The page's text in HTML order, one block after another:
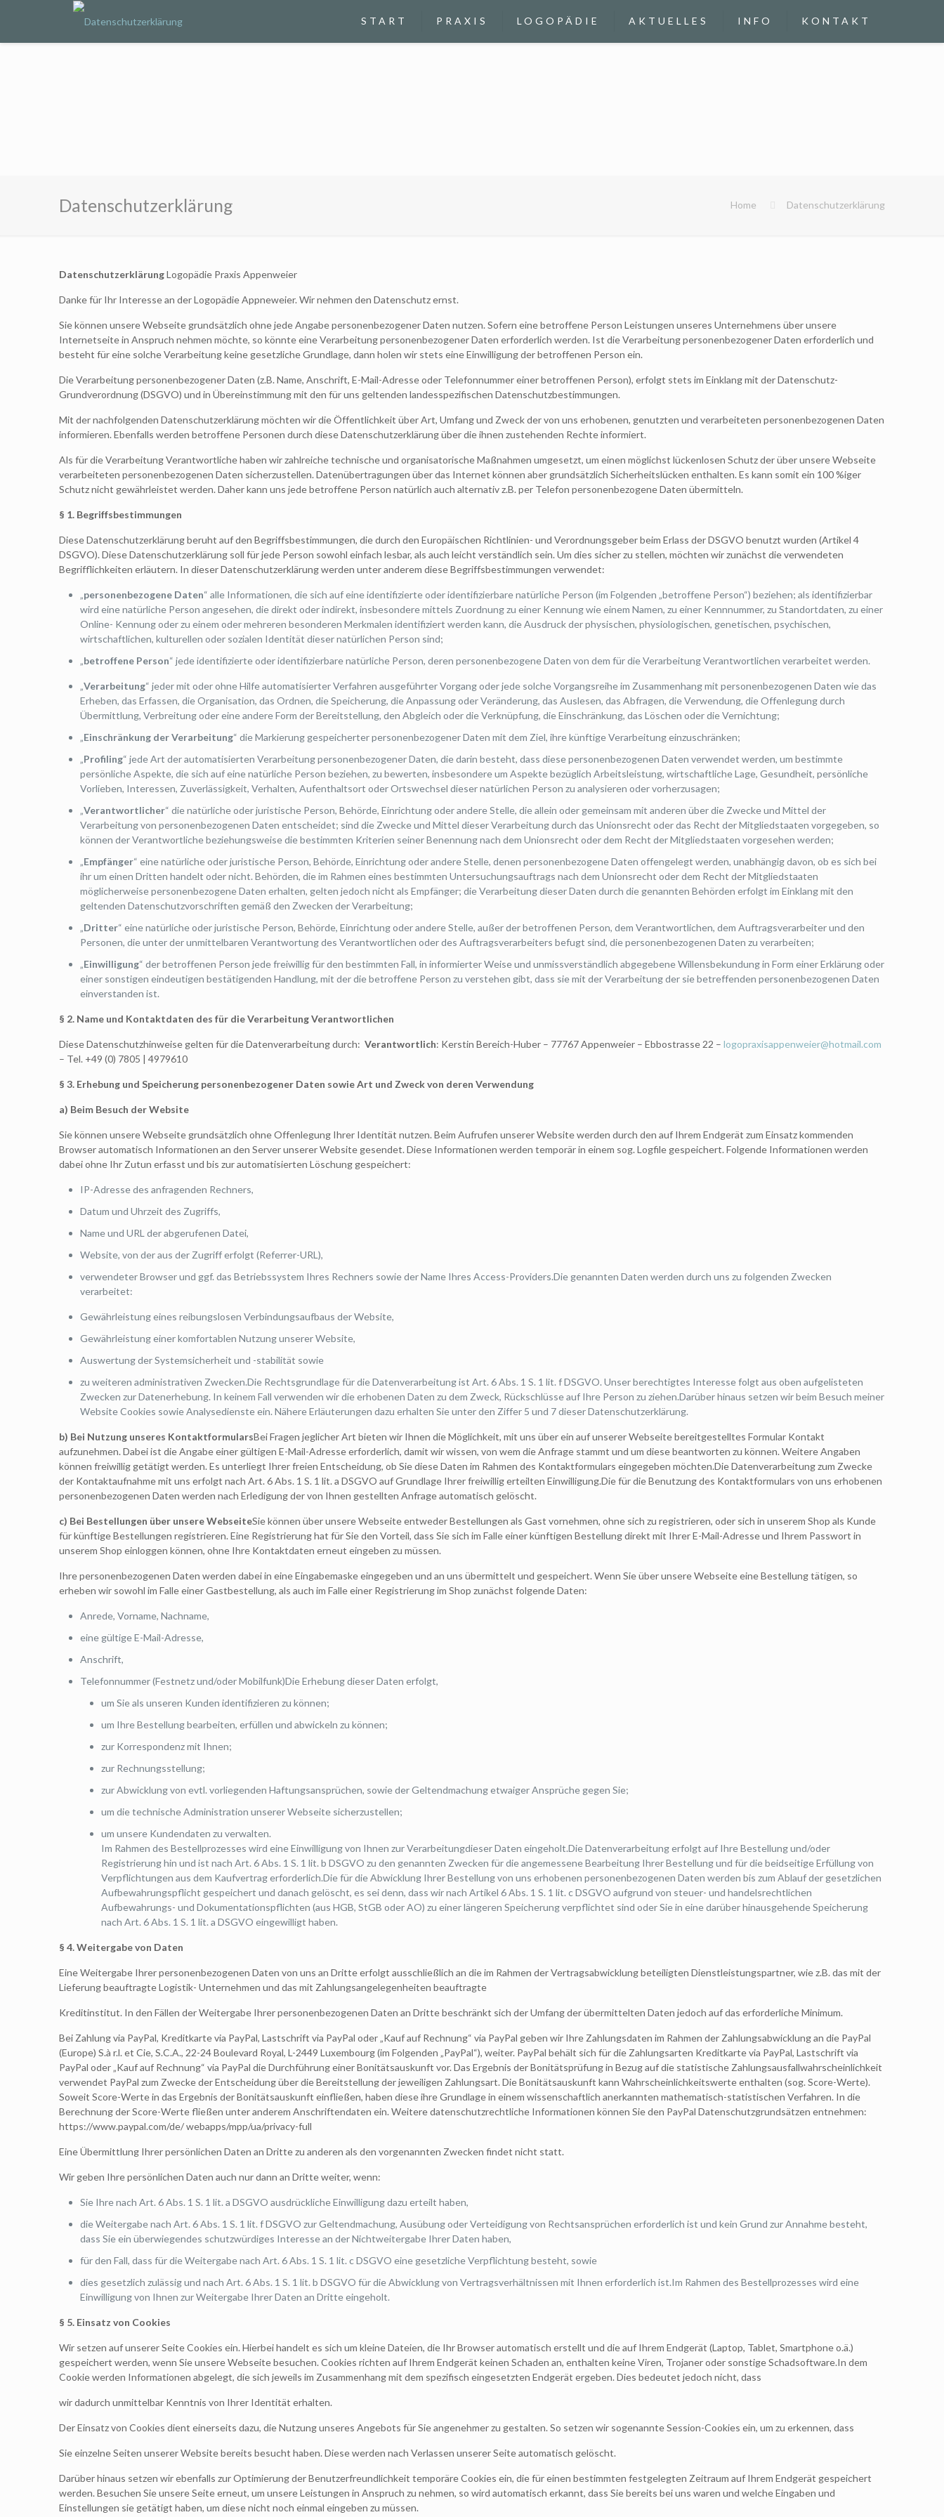
START PRAXIS LOGOPÄDIE AKTUELLES INFO KONTAKT
Datenschutzerklärung Home Datenschutzerklärung
DatenschutzerklärungLogopädie Praxis Appenweier
Danke für Ihr Interesse an der Logopädie Appneweier. Wir nehmen den Datenschutz ernst.
Sie können unsere Webseite grundsätzlich ohne jede Angabe personenbezogener Daten nutzen. Sofern eine betroffene Person Leistungen unseres Unternehmens über unsere
Internetseite in Anspruch nehmen möchte, so könnte eine Verarbeitung personenbezogener Daten erforderlich werden. Ist die Verarbeitung personenbezogener Daten erforderlich und
besteht für eine solche Verarbeitung keine gesetzliche Grundlage, dann holen wir stets eine Einwilligung der betroffenen Person ein.
Die Verarbeitung personenbezogener Daten (z.B. Name, Anschrift, E-Mail-Adresse oder Telefonnummer einer betroffenen Person), erfolgt stets im Einklang mit der Datenschutz-
Grundverordnung (DSGVO) und in Übereinstimmung mit den für uns geltenden landesspezifischen Datenschutzbestimmungen.
Mit der nachfolgenden Datenschutzerklärung möchten wir die Öffentlichkeit über Art, Umfang und Zweck der von uns erhobenen, genutzten und verarbeiteten personenbezogenen Daten
informieren. Ebenfalls werden betroffene Personen durch diese Datenschutzerklärung über die ihnen zustehenden Rechte informiert.
Als für die Verarbeitung Verantwortliche haben wir zahlreiche technische und organisatorische Maßnahmen umgesetzt, um einen möglichst lückenlosen Schutz der über unsere Webseite
verarbeiteten personenbezogenen Daten sicherzustellen. Datenübertragungen über das Internet können aber grundsätzlich Sicherheitslücken enthalten. Es kann somit ein 100 %iger
Schutz nicht gewährleistet werden. Daher kann uns jede betroffene Person natürlich auch alternativ z.B. per Telefon personenbezogene Daten übermitteln.
§ 1. Begriffsbestimmungen
Diese Datenschutzerklärung beruht auf den Begriffsbestimmungen, die durch den Europäischen Richtlinien- und Verordnungsgeber beim Erlass der DSGVO benutzt wurden (Artikel 4
DSGVO). Diese Datenschutzerklärung soll für jede Person sowohl einfach lesbar, als auch leicht verständlich sein. Um dies sicher zu stellen, möchten wir zunächst die verwendeten
Begrifflichkeiten erläutern. In dieser Datenschutzerklärung werden unter anderem diese Begriffsbestimmungen verwendet:
„personenbezogene Daten“ alle Informationen, die sich auf eine identifizierte oder identifizierbare natürliche Person (im Folgenden „betroffene Person“) beziehen; als identifizierbar
wird eine natürliche Person angesehen, die direkt oder indirekt, insbesondere mittels Zuordnung zu einer Kennung wie einem Namen, zu einer Kennnummer, zu Standortdaten, zu einer
Online- Kennung oder zu einem oder mehreren besonderen Merkmalen identifiziert werden kann, die Ausdruck der physischen, physiologischen, genetischen, psychischen,
wirtschaftlichen, kulturellen oder sozialen Identität dieser natürlichen Person sind;
„betroffene Person“ jede identifizierte oder identifizierbare natürliche Person, deren personenbezogene Daten von dem für die Verarbeitung Verantwortlichen verarbeitet werden.
„Verarbeitung“ jeder mit oder ohne Hilfe automatisierter Verfahren ausgeführter Vorgang oder jede solche Vorgangsreihe im Zusammenhang mit personenbezogenen Daten wie das
Erheben, das Erfassen, die Organisation, das Ordnen, die Speicherung, die Anpassung oder Veränderung, das Auslesen, das Abfragen, die Verwendung, die Offenlegung durch
Übermittlung, Verbreitung oder eine andere Form der Bereitstellung, den Abgleich oder die Verknüpfung, die Einschränkung, das Löschen oder die Vernichtung;
„Einschränkung der Verarbeitung“ die Markierung gespeicherter personenbezogener Daten mit dem Ziel, ihre künftige Verarbeitung einzuschränken;
„Profiling“ jede Art der automatisierten Verarbeitung personenbezogener Daten, die darin besteht, dass diese personenbezogenen Daten verwendet werden, um bestimmte
persönliche Aspekte, die sich auf eine natürliche Person beziehen, zu bewerten, insbesondere um Aspekte bezüglich Arbeitsleistung, wirtschaftliche Lage, Gesundheit, persönliche
Vorlieben, Interessen, Zuverlässigkeit, Verhalten, Aufenthaltsort oder Ortswechsel dieser natürlichen Person zu analysieren oder vorherzusagen;
„Verantwortlicher“ die natürliche oder juristische Person, Behörde, Einrichtung oder andere Stelle, die allein oder gemeinsam mit anderen über die Zwecke und Mittel der
Verarbeitung von personenbezogenen Daten entscheidet; sind die Zwecke und Mittel dieser Verarbeitung durch das Unionsrecht oder das Recht der Mitgliedstaaten vorgegeben, so
können der Verantwortliche beziehungsweise die bestimmten Kriterien seiner Benennung nach dem Unionsrecht oder dem Recht der Mitgliedstaaten vorgesehen werden;
„Empfänger“ eine natürliche oder juristische Person, Behörde, Einrichtung oder andere Stelle, denen personenbezogene Daten offengelegt werden, unabhängig davon, ob es sich bei
ihr um einen Dritten handelt oder nicht. Behörden, die im Rahmen eines bestimmten Untersuchungsauftrags nach dem Unionsrecht oder dem Recht der Mitgliedstaaten
möglicherweise personenbezogene Daten erhalten, gelten jedoch nicht als Empfänger; die Verarbeitung dieser Daten durch die genannten Behörden erfolgt im Einklang mit den
geltenden Datenschutzvorschriften gemäß den Zwecken der Verarbeitung;
„Dritter“ eine natürliche oder juristische Person, Behörde, Einrichtung oder andere Stelle, außer der betroffenen Person, dem Verantwortlichen, dem Auftragsverarbeiter und den
Personen, die unter der unmittelbaren Verantwortung des Verantwortlichen oder des Auftragsverarbeiters befugt sind, die personenbezogenen Daten zu verarbeiten;
„Einwilligung“ der betroffenen Person jede freiwillig für den bestimmten Fall, in informierter Weise und unmissverständlich abgegebene Willensbekundung in Form einer Erklärung oder
einer sonstigen eindeutigen bestätigenden Handlung, mit der die betroffene Person zu verstehen gibt, dass sie mit der Verarbeitung der sie betreffenden personenbezogenen Daten
einverstanden ist.
§ 2. Name und Kontaktdaten des für die Verarbeitung Verantwortlichen
Diese Datenschutzhinweise gelten für die Datenverarbeitung durch: Verantwortlich: Kerstin Bereich-Huber – 77767 Appenweier – Ebbostrasse 22 – logopraxisappenweier@hotmail.com
– Tel. +49 (0) 7805 | 4979610
§ 3. Erhebung und Speicherung personenbezogener Daten sowie Art und Zweck von deren Verwendung
a) Beim Besuch der Website
Sie können unsere Webseite grundsätzlich ohne Offenlegung Ihrer Identität nutzen. Beim Aufrufen unserer Website werden durch den auf Ihrem Endgerät zum Einsatz kommenden
Browser automatisch Informationen an den Server unserer Website gesendet. Diese Informationen werden temporär in einem sog. Logfile gespeichert. Folgende Informationen werden
dabei ohne Ihr Zutun erfasst und bis zur automatisierten Löschung gespeichert:
IP-Adresse des anfragenden Rechners,
Datum und Uhrzeit des Zugriffs,
Name und URL der abgerufenen Datei,
Website, von der aus der Zugriff erfolgt (Referrer-URL),
verwendeter Browser und ggf. das Betriebssystem Ihres Rechners sowie der Name Ihres Access-Providers.Die genannten Daten werden durch uns zu folgenden Zwecken
verarbeitet:
Gewährleistung eines reibungslosen Verbindungsaufbaus der Website,
Gewährleistung einer komfortablen Nutzung unserer Website,
Auswertung der Systemsicherheit und -stabilität sowie
zu weiteren administrativen Zwecken.Die Rechtsgrundlage für die Datenverarbeitung ist Art. 6 Abs. 1 S. 1 lit. f DSGVO. Unser berechtigtes Interesse folgt aus oben aufgelisteten
Zwecken zur Datenerhebung. In keinem Fall verwenden wir die erhobenen Daten zu dem Zweck, Rückschlüsse auf Ihre Person zu ziehen.Darüber hinaus setzen wir beim Besuch meiner
Website Cookies sowie Analysedienste ein. Nähere Erläuterungen dazu erhalten Sie unter den Ziffer 5 und 7 dieser Datenschutzerklärung.
b) Bei Nutzung unseres KontaktformularsBei Fragen jeglicher Art bieten wir Ihnen die Möglichkeit, mit uns über ein auf unserer Webseite bereitgestelltes Formular Kontakt
aufzunehmen. Dabei ist die Angabe einer gültigen E-Mail-Adresse erforderlich, damit wir wissen, von wem die Anfrage stammt und um diese beantworten zu können. Weitere Angaben
können freiwillig getätigt werden. Es unterliegt Ihrer freien Entscheidung, ob Sie diese Daten im Rahmen des Kontaktformulars eingegeben möchten.Die Datenverarbeitung zum Zwecke
der Kontaktaufnahme mit uns erfolgt nach Art. 6 Abs. 1 S. 1 lit. a DSGVO auf Grundlage Ihrer freiwillig erteilten Einwilligung.Die für die Benutzung des Kontaktformulars von uns erhobenen
personenbezogenen Daten werden nach Erledigung der von Ihnen gestellten Anfrage automatisch gelöscht.
c) Bei Bestellungen über unsere WebseiteSie können über unsere Webseite entweder Bestellungen als Gast vornehmen, ohne sich zu registrieren, oder sich in unserem Shop als Kunde
für künftige Bestellungen registrieren. Eine Registrierung hat für Sie den Vorteil, dass Sie sich im Falle einer künftigen Bestellung direkt mit Ihrer E-Mail-Adresse und Ihrem Passwort in
unserem Shop einloggen können, ohne Ihre Kontaktdaten erneut eingeben zu müssen.
Ihre personenbezogenen Daten werden dabei in eine Eingabemaske eingegeben und an uns übermittelt und gespeichert. Wenn Sie über unsere Webseite eine Bestellung tätigen, so
erheben wir sowohl im Falle einer Gastbestellung, als auch im Falle einer Registrierung im Shop zunächst folgende Daten:
Anrede, Vorname, Nachname,
eine gültige E-Mail-Adresse,
Anschrift,
Telefonnummer (Festnetz und/oder Mobilfunk)Die Erhebung dieser Daten erfolgt,
um Sie als unseren Kunden identifizieren zu können;
um Ihre Bestellung bearbeiten, erfüllen und abwickeln zu können;
zur Korrespondenz mit Ihnen;
zur Rechnungsstellung;
zur Abwicklung von evtl. vorliegenden Haftungsansprüchen, sowie der Geltendmachung etwaiger Ansprüche gegen Sie;
um die technische Administration unserer Webseite sicherzustellen;
um unsere Kundendaten zu verwalten.
Im Rahmen des Bestellprozesses wird eine Einwilligung von Ihnen zur Verarbeitungdieser Daten eingeholt.Die Datenverarbeitung erfolgt auf Ihre Bestellung und/oder
Registrierung hin und ist nach Art. 6 Abs. 1 S. 1 lit. b DSGVO zu den genannten Zwecken für die angemessene Bearbeitung Ihrer Bestellung und für die beidseitige Erfüllung von
Verpflichtungen aus dem Kaufvertrag erforderlich.Die für die Abwicklung Ihrer Bestellung von uns erhobenen personenbezogenen Daten werden bis zum Ablauf der gesetzlichen
Aufbewahrungspflicht gespeichert und danach gelöscht, es sei denn, dass wir nach Artikel 6 Abs. 1 S. 1 lit. c DSGVO aufgrund von steuer- und handelsrechtlichen
Aufbewahrungs- und Dokumentationspflichten (aus HGB, StGB oder AO) zu einer längeren Speicherung verpflichtet sind oder Sie in eine darüber hinausgehende Speicherung
nach Art. 6 Abs. 1 S. 1 lit. a DSGVO eingewilligt haben.
§ 4. Weitergabe von Daten
Eine Weitergabe Ihrer personenbezogenen Daten von uns an Dritte erfolgt ausschließlich an die im Rahmen der Vertragsabwicklung beteiligten Dienstleistungspartner, wie z.B. das mit der
Lieferung beauftragte Logistik- Unternehmen und das mit Zahlungsangelegenheiten beauftragte
Kreditinstitut. In den Fällen der Weitergabe Ihrer personenbezogenen Daten an Dritte beschränkt sich der Umfang der übermittelten Daten jedoch auf das erforderliche Minimum.
Bei Zahlung via PayPal, Kreditkarte via PayPal, Lastschrift via PayPal oder „Kauf auf Rechnung“ via PayPal geben wir Ihre Zahlungsdaten im Rahmen der Zahlungsabwicklung an die PayPal
(Europe) S.à r.l. et Cie, S.C.A., 22-24 Boulevard Royal, L-2449 Luxembourg (im Folgenden „PayPal“), weiter. PayPal behält sich für die Zahlungsarten Kreditkarte via PayPal, Lastschrift via
PayPal oder „Kauf auf Rechnung“ via PayPal die Durchführung einer Bonitätsauskunft vor. Das Ergebnis der Bonitätsprüfung in Bezug auf die statistische Zahlungsausfallwahrscheinlichkeit
verwendet PayPal zum Zwecke der Entscheidung über die Bereitstellung der jeweiligen Zahlungsart. Die Bonitätsauskunft kann Wahrscheinlichkeitswerte enthalten (sog. Score-Werte).
Soweit Score-Werte in das Ergebnis der Bonitätsauskunft einfließen, haben diese ihre Grundlage in einem wissenschaftlich anerkannten mathematisch-statistischen Verfahren. In die
Berechnung der Score-Werte fließen unter anderem Anschriftendaten ein. Weitere datenschutzrechtliche Informationen können Sie den PayPal Datenschutzgrundsätzen entnehmen:
https://www.paypal.com/de/ webapps/mpp/ua/privacy-full
Eine Übermittlung Ihrer persönlichen Daten an Dritte zu anderen als den vorgenannten Zwecken findet nicht statt.
Wir geben Ihre persönlichen Daten auch nur dann an Dritte weiter, wenn:
Sie Ihre nach Art. 6 Abs. 1 S. 1 lit. a DSGVO ausdrückliche Einwilligung dazu erteilt haben,
die Weitergabe nach Art. 6 Abs. 1 S. 1 lit. f DSGVO zur Geltendmachung, Ausübung oder Verteidigung von Rechtsansprüchen erforderlich ist und kein Grund zur Annahme besteht,
dass Sie ein überwiegendes schutzwürdiges Interesse an der Nichtweitergabe Ihrer Daten haben,
für den Fall, dass für die Weitergabe nach Art. 6 Abs. 1 S. 1 lit. c DSGVO eine gesetzliche Verpflichtung besteht, sowie
dies gesetzlich zulässig und nach Art. 6 Abs. 1 S. 1 lit. b DSGVO für die Abwicklung von Vertragsverhältnissen mit Ihnen erforderlich ist.Im Rahmen des Bestellprozesses wird eine
Einwilligung von Ihnen zur Weitergabe Ihrer Daten an Dritte eingeholt.
§ 5. Einsatz von Cookies
Wir setzen auf unserer Seite Cookies ein. Hierbei handelt es sich um kleine Dateien, die Ihr Browser automatisch erstellt und die auf Ihrem Endgerät (Laptop, Tablet, Smartphone o.ä.)
gespeichert werden, wenn Sie unsere Webseite besuchen. Cookies richten auf Ihrem Endgerät keinen Schaden an, enthalten keine Viren, Trojaner oder sonstige Schadsoftware.In dem
Cookie werden Informationen abgelegt, die sich jeweils im Zusammenhang mit dem spezifisch eingesetzten Endgerät ergeben. Dies bedeutet jedoch nicht, dass
wir dadurch unmittelbar Kenntnis von Ihrer Identität erhalten.
Der Einsatz von Cookies dient einerseits dazu, die Nutzung unseres Angebots für Sie angenehmer zu gestalten. So setzen wir sogenannte Session-Cookies ein, um zu erkennen, dass
Sie einzelne Seiten unserer Website bereits besucht haben. Diese werden nach Verlassen unserer Seite automatisch gelöscht.
Darüber hinaus setzen wir ebenfalls zur Optimierung der Benutzerfreundlichkeit temporäre Cookies ein, die für einen bestimmten festgelegten Zeitraum auf Ihrem Endgerät gespeichert
werden. Besuchen Sie unsere Seite erneut, um unsere Leistungen in Anspruch zu nehmen, so wird automatisch erkannt, dass Sie bereits bei uns waren und welche Eingaben und
Einstellungen sie getätigt haben, um diese nicht noch einmal eingeben zu müssen.